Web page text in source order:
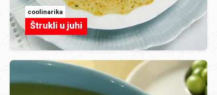
coolinarika
Štrukli u juhi